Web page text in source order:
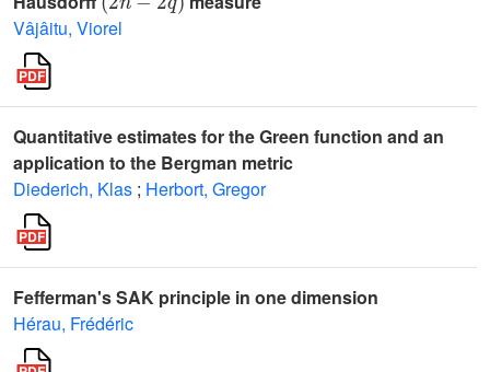
Vâjâitu, Viorel
Quantitative estimates for the Green function and an
application to the Bergman metric
Diederich, Klas ; Herbort, Gregor
Fefferman's SAK principle in one dimension
Hérau, Frédéric